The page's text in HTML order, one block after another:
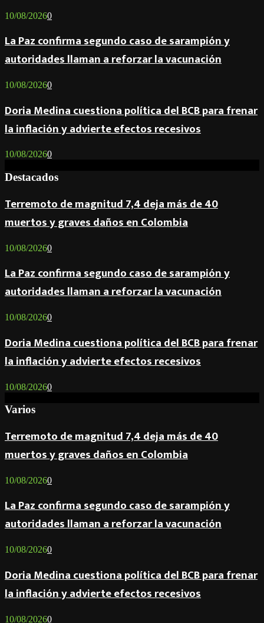
10/08/20260
La Paz confirma segundo caso de sarampión y
autoridades llaman a reforzar la vacunación
10/08/20260
Doria Medina cuestiona política del BCB para frenar
la inflación y advierte efectos recesivos
10/08/20260
Destacados
Terremoto de magnitud 7,4 deja más de 40
muertos y graves daños en Colombia
10/08/20260
La Paz confirma segundo caso de sarampión y
autoridades llaman a reforzar la vacunación
10/08/20260
Doria Medina cuestiona política del BCB para frenar
la inflación y advierte efectos recesivos
10/08/20260
Varios
Terremoto de magnitud 7,4 deja más de 40
muertos y graves daños en Colombia
10/08/20260
La Paz confirma segundo caso de sarampión y
autoridades llaman a reforzar la vacunación
10/08/20260
Doria Medina cuestiona política del BCB para frenar
la inflación y advierte efectos recesivos
10/08/20260